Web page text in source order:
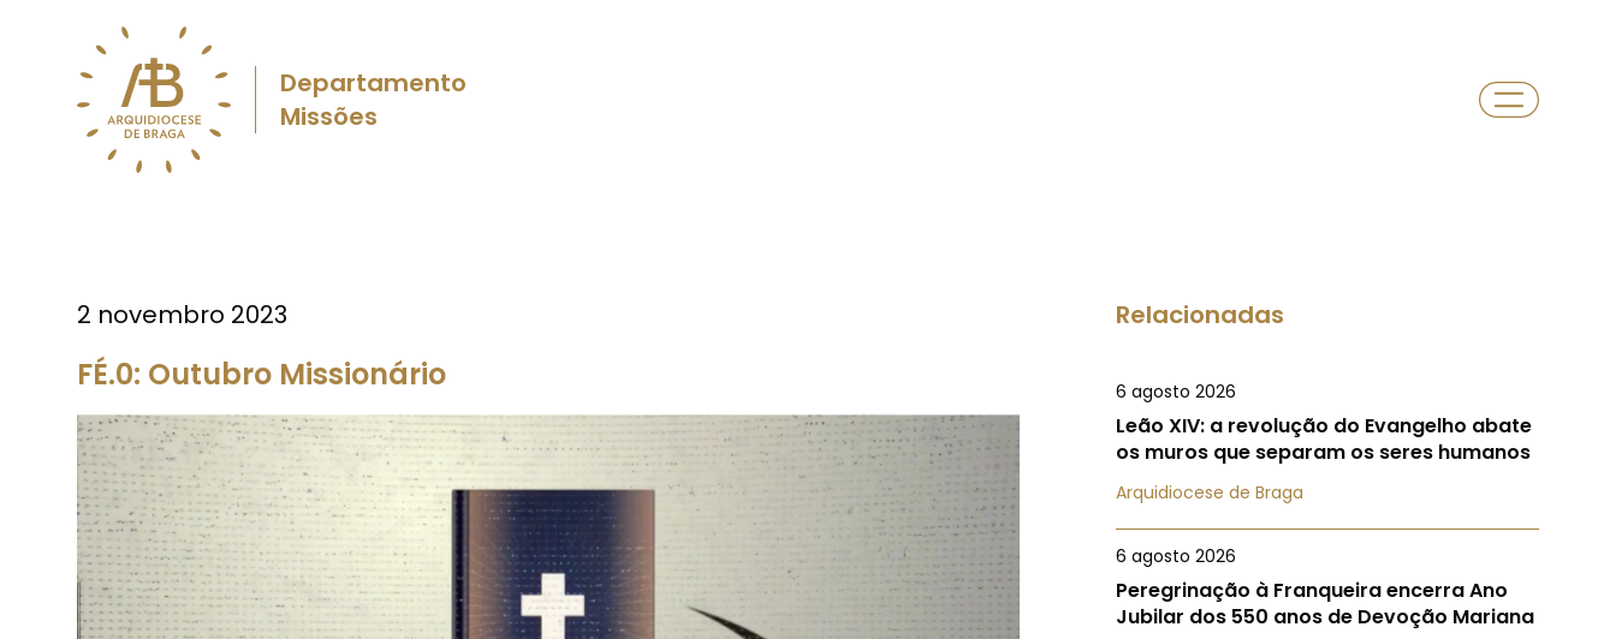
Departamento
Missões
2 novembro 2023
FÉ.0: Outubro Missionário
Relacionadas
6 agosto 2026
Leão XIV: a revolução do Evangelho abate
os muros que separam os seres humanos
Arquidiocese de Braga
6 agosto 2026
Peregrinação à Franqueira encerra Ano
Jubilar dos 550 anos de Devoção Mariana